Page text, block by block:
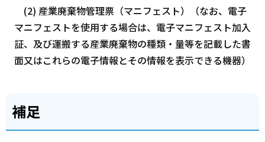
(2) 産業廃棄物管理票（マニフェスト）（なお、電子
マニフェストを使用する場合は、電子マニフェスト加入
証、及び運搬する産業廃棄物の種類・量等を記載した書
面又はこれらの電子情報とその情報を表示できる機器）
補足